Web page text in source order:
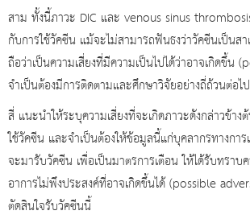
สาม ทั้งนี้ภาวะ DIC และ venous sinus
กับการใช้วัคซีน แม้จะไม่สามารถฟันธงว่าวัคซีนเป็นส
ถือว่าเป็นความเสี่ยงที่มีความเป็นไปได้ว่าอาจเกิดขึ้น
จำเป็นต้องมีการติดตามและศึกษาวิจัยอย่างถี่ถ้วนต่อไป
สี่ แนะนำให้ระบุความเสี่ยงที่จะเกิดภาวะดังกล่าวข้าง
ใช้วัคซีน และจำเป็นต้องให้ข้อมูลนี้แก่บุคลากรทางก
จะมารับวัคซีน เพื่อเป็นมาตรการเตือน ให้ได้รับทราบ
อาการไม่พึงประสงค์ที่อาจเกิดขึ้นได้ (possible
ตัดสินใจรับวัคซีนนี้